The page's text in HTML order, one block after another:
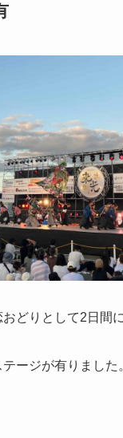
どりとして2日間
ージが有りました